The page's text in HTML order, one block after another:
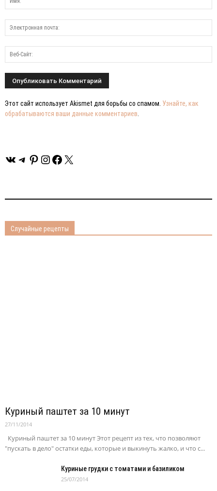
Этот сайт использует Akismet для борьбы со спамом. Узнайте, как
обрабатываются ваши данные комментариев.
ВКонтакте
Telegram
Pinterest
Instagram
Facebook
X
Случайные рецепты
Куриный паштет за 10 минут
27/11/2014
Куриный паштет за 10 минут Этот рецепт из тех, что позволяют
"пускать в дело" остатки еды, которые и выкинуть жалко, и что с...
Куриные грудки с томатами и базиликом
25/07/2014